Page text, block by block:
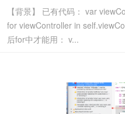
【背景】 已有代码： var
for viewController in
后for中才能用： v...